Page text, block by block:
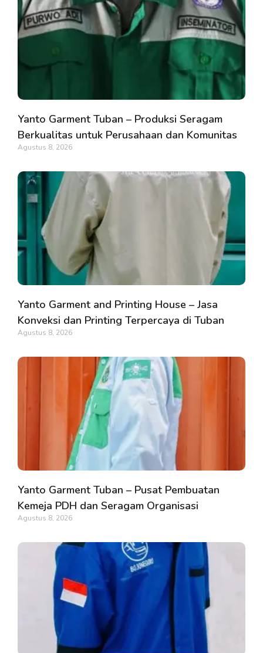
Yanto Garment Tuban – Produksi Seragam
Berkualitas untuk Perusahaan dan Komunitas
Agustus 8, 2026
Yanto Garment and Printing House – Jasa
Konveksi dan Printing Terpercaya di Tuban
Agustus 8, 2026
Yanto Garment Tuban – Pusat Pembuatan
Kemeja PDH dan Seragam Organisasi
Agustus 8, 2026